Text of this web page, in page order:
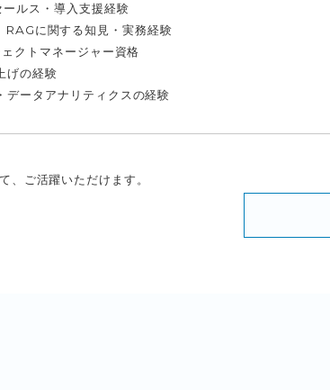
ルス・導入支援経験
に関する知見・実務経験
クトマネージャー資格
げの経験
データアナリティクスの経験
、ご活躍いただけます。